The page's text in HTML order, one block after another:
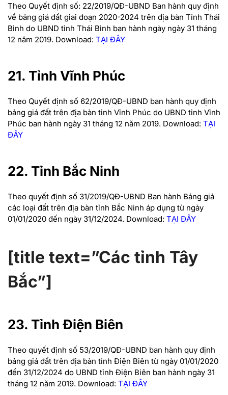
Theo Quyết định số: 22/2019/QĐ-UBND Ban hành quy định
về bảng giá đất giai đoạn 2020-2024 trên địa bàn Tỉnh Thái
Bình do UBND tỉnh Thái Bình ban hành ngày ngày 31 tháng
12 năm 2019. Download: TẠI ĐÂY
21. Tỉnh Vĩnh Phúc
Theo Quyết định số 62/2019/QĐ-UBND ban hành quy định
bảng giá đất trên địa bàn tỉnh Vĩnh Phúc do UBND tỉnh Vĩnh
Phúc ban hành ngày 31 tháng 12 năm 2019. Download: TẠI
ĐÂY
22. Tỉnh Bắc Ninh
Theo quyết định số 31/2019/QĐ-UBND Ban hành Bảng giá
các loại đất trên địa bàn tỉnh Bắc Ninh áp dụng từ ngày
01/01/2020 đến ngày 31/12/2024. Download: TẠI ĐÂY
[title text=”Các tỉnh Tây
Bắc”]
23. Tỉnh Điện Biên
Theo quyết định số 53/2019/QĐ-UBND ban hành quy định
bảng giá đất trên địa bàn tỉnh Điện Biên từ ngày 01/01/2020
đến 31/12/2024 do UBND tỉnh Điện Biên ban hành ngày 31
tháng 12 năm 2019. Download: TẠI ĐÂY